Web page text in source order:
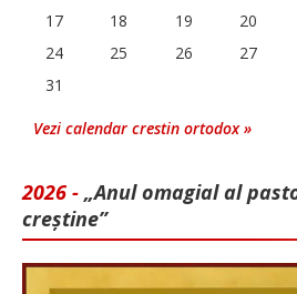
17
18 19 20
24
25 26 27
31
Vezi calendar crestin ortodox »
2026 - „Anul omagial al
creștine”